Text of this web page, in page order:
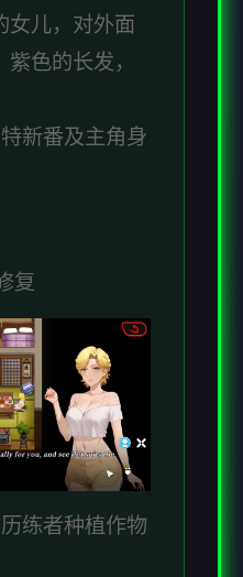
女儿，对外面
色的长发，
新番及主角身
复
练者种植作物